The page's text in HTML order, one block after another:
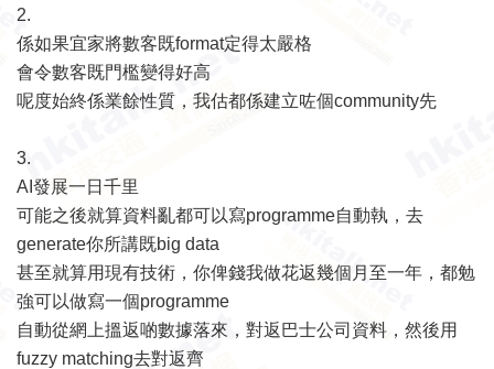
2.
係如果宜家將數客既format定得太嚴格
會令數客既門檻變得好高
呢度始終係業餘性質，我估都係建立咗個community先
3.
AI發展一日千里
可能之後就算資料亂都可以寫programme自動執，去
generate你所講既big data
甚至就算用現有技術，你俾錢我做花返幾個月至一年，都勉
強可以做寫一個programme
自動從網上搵返啲數據落來，對返巴士公司資料，然後用
fuzzy matching去對返齊